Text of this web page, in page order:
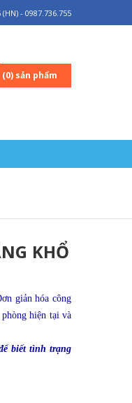
(HN) - 0987.736.755
(0) sản phẩm
KHỔ
giản hóa công
hiện tại và
biết tình trạng